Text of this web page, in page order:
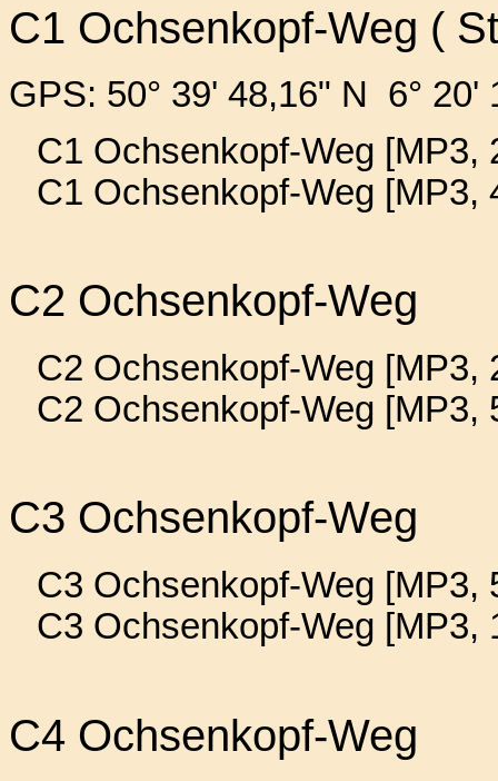
C1 Ochsenkopf-Weg (
GPS: 50° 39' 48,16" N 6° 20'
C1 Ochsenkopf-Weg [MP3,
C1 Ochsenkopf-Weg [MP3,
C2 Ochsenkopf-Weg
C2 Ochsenkopf-Weg [MP3,
C2 Ochsenkopf-Weg [MP3,
C3 Ochsenkopf-Weg
C3 Ochsenkopf-Weg [MP3,
C3 Ochsenkopf-Weg [MP3,
C4 Ochsenkopf-Weg